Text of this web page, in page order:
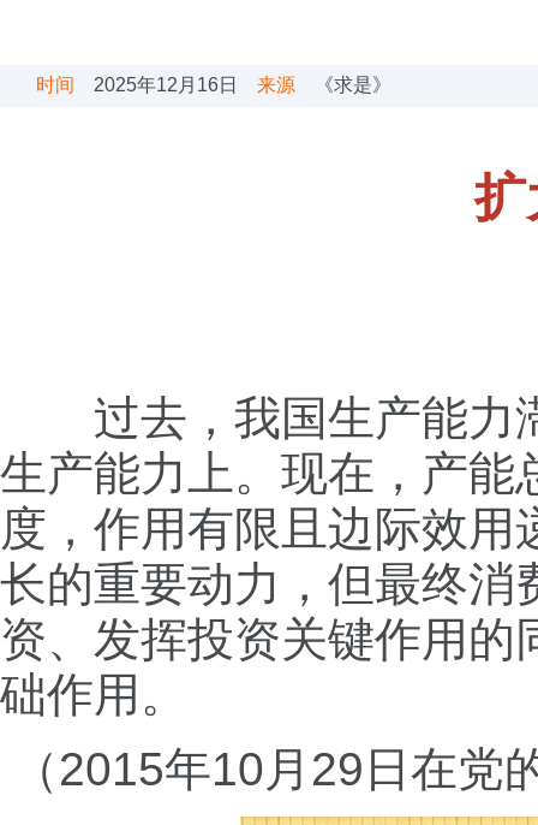
时间 2025年12月16日 来源 《求是》
过去，我国生产能力
生产能力上。现在，产能
度，作用有限且边际效
长的重要动力，但最终消
资、发挥投资关键作用
础作用。
（2015年10月29日在